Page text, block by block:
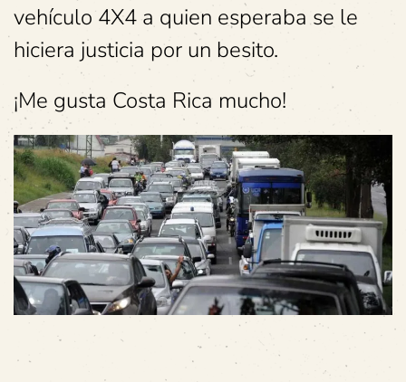
vehículo 4X4 a quien esperaba se le
hiciera justicia por un besito.
¡Me gusta Costa Rica mucho!